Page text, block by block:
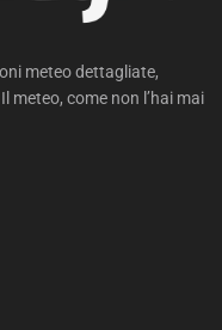
meteo dettagliate,
meteo, come non l’hai mai